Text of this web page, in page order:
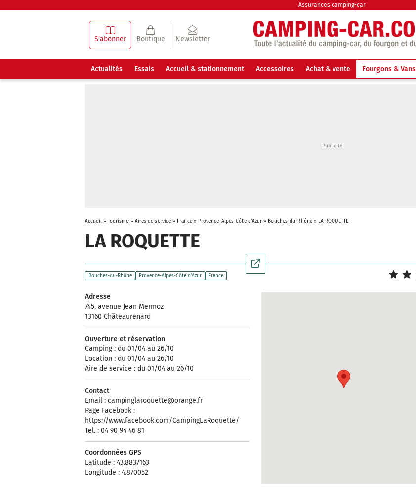
Assurances camping-car
S'abonner Boutique Newsletter
Actualités Essais Accueil & stationnement Accessoires Achat & vente Fourgons & Vans
Accueil» Tourisme » Aires de service » France» Provence-Alpes-Côte d'Azur » Bouches-du-Rhône» LA ROQUETTE
LA ROQUETTE
Bouches-du-Rhône Provence-Alpes-Côte d'Azur France
Adresse
745, avenue Jean Mermoz
13160 Châteaurenard
Ouverture et réservation
Camping : du 01/04 au 26/10
Location : du 01/04 au 26/10
Aire de service : du 01/04 au 26/10
Contact
Email : campinglaroquette@orange.fr
Page Facebook :
https://www.facebook.com/CampingLaRoquette/
Tel. : 04 90 94 46 81
Coordonnées GPS
Latitude : 43.8837163
Longitude : 4.870052